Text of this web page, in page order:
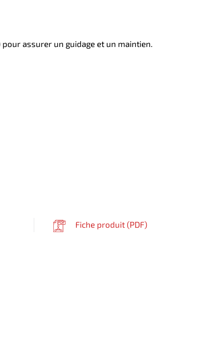
assurer un guidage et un maintien.
Fiche produit (PDF)